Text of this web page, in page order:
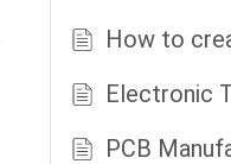
How to
Electronic
PCB